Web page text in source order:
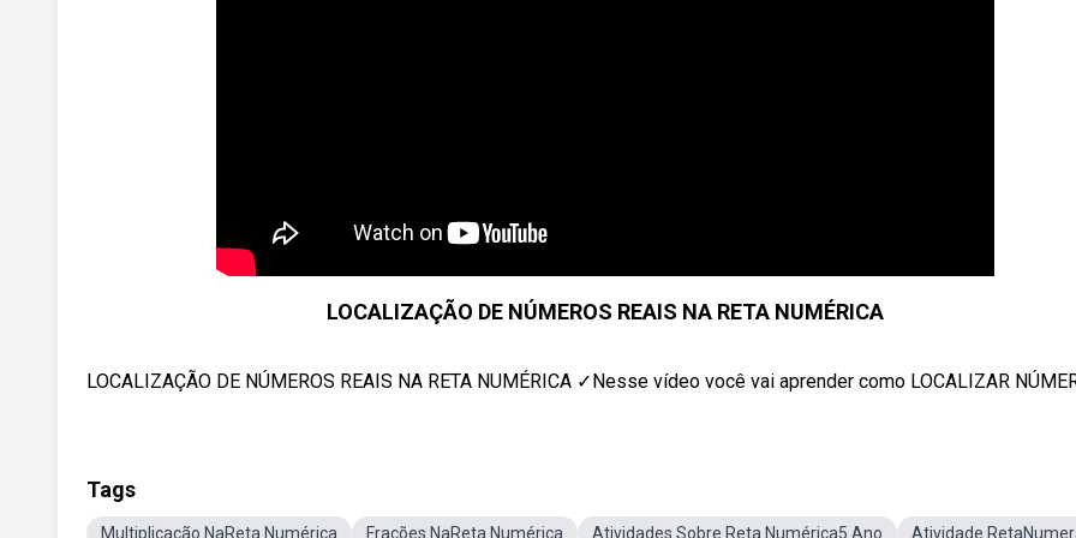
LOCALIZAÇÃO DE NÚMEROS REAIS NA RETA NUMÉRICA
LOCALIZAÇÃO DE NÚMEROS REAIS NA RETA NUMÉRICA ✓Nesse vídeo você vai aprender como LOCALIZAR
Tags
Multiplicação NaReta Numérica Frações NaReta Numérica Atividades Sobre Reta Numérica5 Ano Atividade